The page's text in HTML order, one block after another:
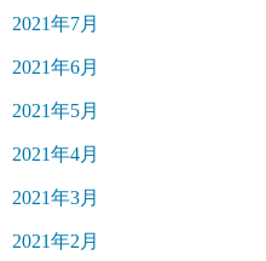
2021年7月
2021年6月
2021年5月
2021年4月
2021年3月
2021年2月